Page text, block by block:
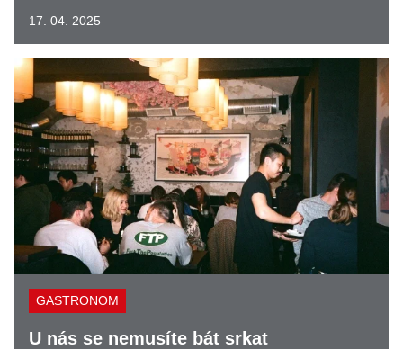
17. 04. 2025
GASTRONOM
U nás se nemusíte bát srkat